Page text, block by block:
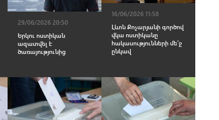
29/06/2026 20:50
Երկու ոստիկան
ազատվել է
ծառայությունից
16/06/2026 11:58
Լևոն Քոչարյանի գործով
վկա ոստիկանը
հակասությունների մե՞ջ
ընկավ